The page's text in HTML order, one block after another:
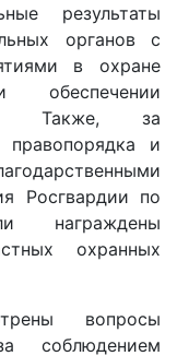
результаты
органов с
в охране
обеспечении
Также, за
и
Росгвардии по
награждены
охранных
вопросы
соблюдением